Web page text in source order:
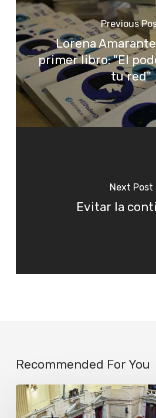
Previous
Lorena
primer libro: "El
tu red"
Next Post
Evitar la
Recommended For You
Más
de